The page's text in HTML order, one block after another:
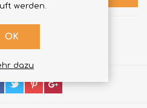
werden.
OK
dazu